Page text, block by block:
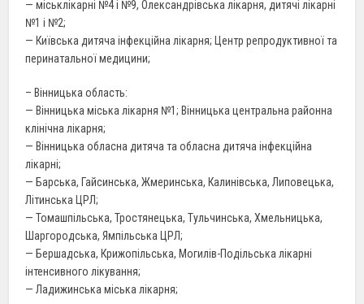
— міськлікарні №4 і №9, Олександрівська лікарня, дитячі лікарні
№1 і №2;
— Київська дитяча інфекційна лікарня; Центр репродуктивної та
перинатальної медицини;
– Вінницька область:
— Вінницька міська лікарня №1; Вінницька центральна районна
клінічна лікарня;
— Вінницька обласна дитяча та обласна дитяча інфекційна
лікарні;
— Барська, Гайсинська, Жмеринська, Калинівська, Липовецька,
Літинська ЦРЛ;
— Томашпільська, Тростянецька, Тульчинська, Хмельницька,
Шаргородська, Ямпільська ЦРЛ;
— Бершадська, Крижопільська, Могилів-Подільська лікарні
інтенсивного лікування;
— Ладижинська міська лікарня;